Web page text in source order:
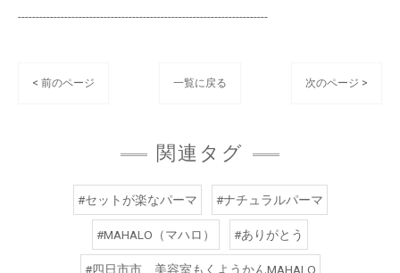
----------------------------------------------------------------------
< 前のページ 一覧に戻る 次のページ >
関連タグ
#セットが楽なパーマ #ナチュラルパーマ
#MAHALO（マハロ） #ありがとう
#四日市市 美容室もくようかんMAHALO